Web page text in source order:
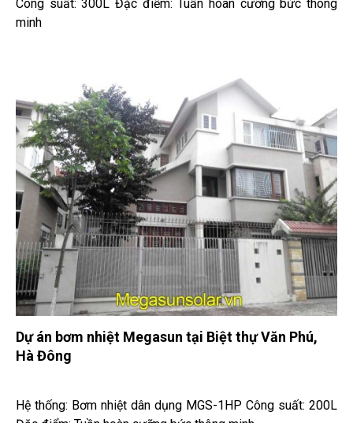
Công suất: 300L Đặc điểm: Tuần hoàn cưỡng bức thông
minh
Dự án bơm nhiệt Megasun tại Biệt thự Văn Phú,
Hà Đông
Hệ thống: Bơm nhiệt dân dụng MGS-1HP Công suất: 200L